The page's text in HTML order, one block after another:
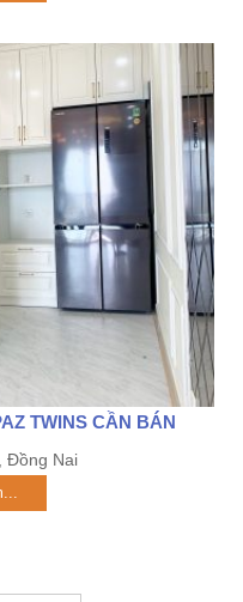
TWINS CẦN BÁN
Đồng Nai